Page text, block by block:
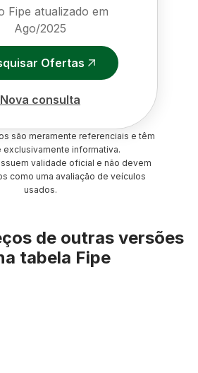
Fipe atualizado em
Ago/2025
Ofertas
Nova consulta
são meramente referenciais e têm
exclusivamente informativa.
validade oficial e não devem
como uma avaliação de veículos
usados.
de outras versões
tabela Fipe